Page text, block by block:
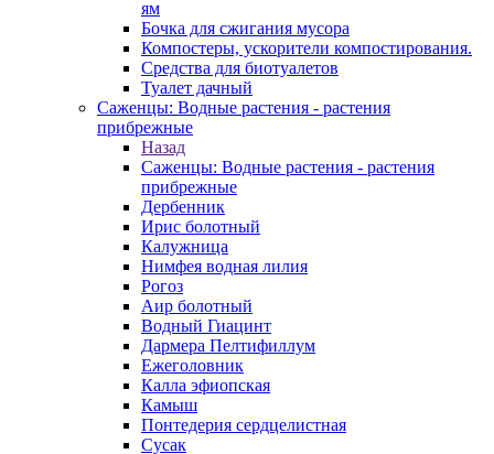
ям
Бочка для сжигания мусора
Компостеры, ускорители компостирования.
Средства для биотуалетов
Туалет дачный
Саженцы: Водные растения - растения
прибрежные
Назад
Саженцы: Водные растения - растения
прибрежные
Дербенник
Ирис болотный
Калужница
Нимфея водная лилия
Рогоз
Аир болотный
Водный Гиацинт
Дармера Пелтифиллум
Ежеголовник
Калла эфиопская
Камыш
Понтедерия сердцелистная
Сусак